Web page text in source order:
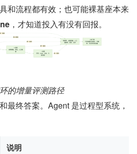
和流程都有效；也可能裸基座本来
​，才知道投入有没有回报。
的增量评测路径
最终答案。Agent 是过程型系统，
说明